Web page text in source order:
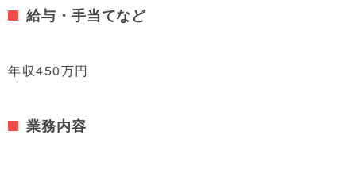
給与・手当てなど
年収450万円
業務内容